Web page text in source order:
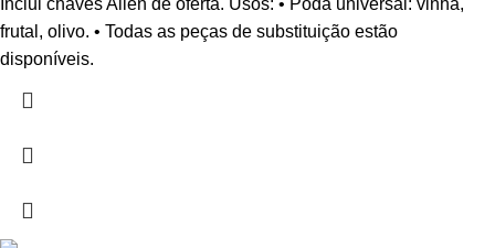
Inclui chaves Allen de oferta. Usos: • Poda universal: vinha,
frutal, olivo. • Todas as peças de substituição estão
disponíveis.